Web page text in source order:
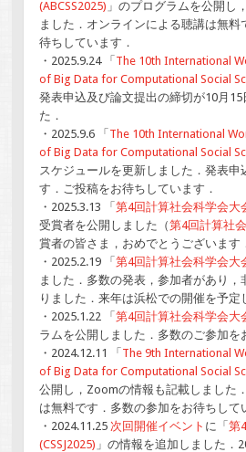
(ABCSS2025) 」のプログラムを公開し
ました．オンラインによる聴講は無料
待ちしています．
・2025.9.24 「The 10th International
of Big Data for Computational Social
発表申込及び論文提出の締切が10月15
た．
・2025.9.6 「The 10th International
of Big Data for Computational Social
スケジュールを更新しました．発表申
す．ご投稿をお待ちしています．
・2025.3.13 「第4回計算社会科学会大
受賞者を公開しました（第4回計算社
賞者の皆さま，おめでとうございます．
・2025.2.19 「第4回計算社会科学会大
ました．多数の発表，参加者があり，
りました．来年は浜松での開催を予定
・2025.1.22 「第4回計算社会科学会大
ラムを公開しました．多数のご参加を
・2024.12.11 「The 9th International
of Big Data for Computational Social
公開し，Zoomの情報も記載しました
は無料です．多数の参加をお待ちして
・2024.11.25 次回開催イベント に「第
(CSSJ2025) 」の情報を追加しました．